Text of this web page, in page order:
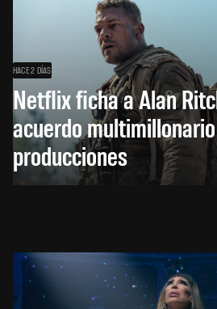
HACE 2 DÍAS
Netflix ficha a Alan
acuerdo
producciones